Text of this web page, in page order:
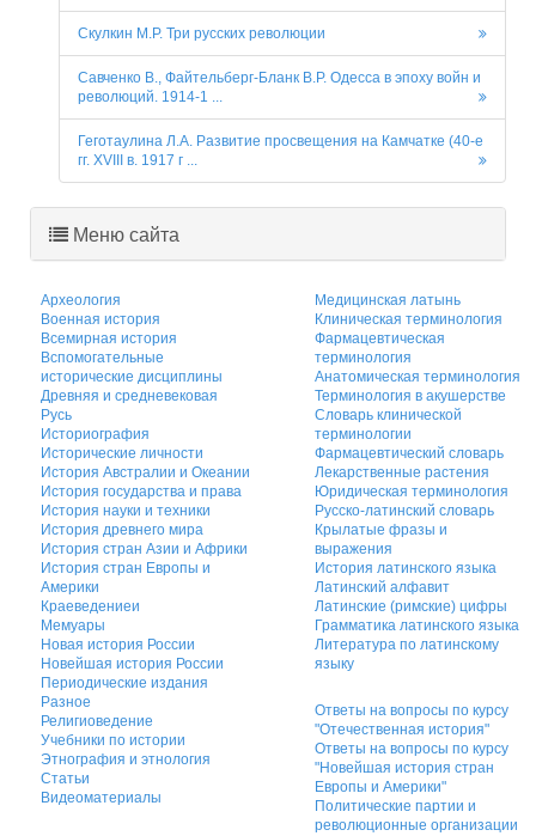
Скулкин М.Р. Три русских революции
Савченко В., Файтельберг-Бланк В.Р. Одесса в эпоху войн и
революций. 1914-1 ...
Геготаулина Л.А. Развитие просвещения на Камчатке (40-е
гг. XVIII в. 1917 г ...
Меню сайта
Археология
Военная история
Всемирная история
Вспомогательные
исторические дисциплины
Древняя и средневековая
Русь
Историография
Исторические личности
История Австралии и Океании
История государства и права
История науки и техники
История древнего мира
История стран Азии и Африки
История стран Европы и
Америки
Краеведениеи
Мемуары
Новая история России
Новейшая история России
Периодические издания
Разное
Религиоведение
Учебники по истории
Этнография и этнология
Статьи
Видеоматериалы
Медицинская латынь
Клиническая терминология
Фармацевтическая
терминология
Анатомическая терминология
Терминология в акушерстве
Словарь клинической
терминологии
Фармацевтический словарь
Лекарственные растения
Юридическая терминология
Русско-латинский словарь
Крылатые фразы и
выражения
История латинского языка
Латинский алфавит
Латинские (римские) цифры
Грамматика латинского языка
Литература по латинскому
языку
Ответы на вопросы по курсу
"Отечественная история"
Ответы на вопросы по курсу
"Новейшая история стран
Европы и Америки"
Политические партии и
революционные организации